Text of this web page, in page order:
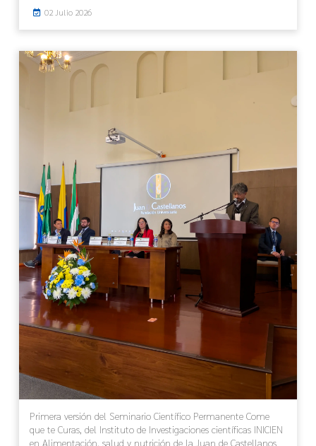
02 Julio 2026
Primera versión del Seminario Científico Permanente Come
que te Curas, del Instituto de Investigaciones científicas INICIEN
en Alimentación, salud y nutrición de la Juan de Castellanos